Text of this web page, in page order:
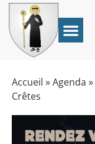
Accueil »Agenda »
Crêtes